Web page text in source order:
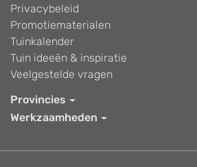
Privacybeleid
Promotiematerialen
Tuinkalender
Tuin ideeën & inspiratie
Veelgestelde vragen
Provincies
Werkzaamheden